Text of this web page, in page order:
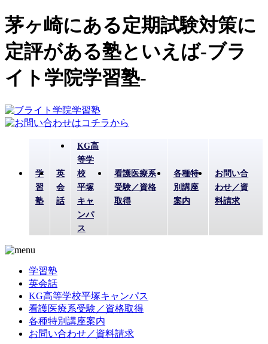
茅ヶ崎にある定期試験対策に
定評がある塾といえば-ブラ
イト学院学習塾-
学
習
塾
英
会
話
KG高
等学
校
平塚
キャ
ンパ
ス
看護医療系
受験／資格
取得
各種特
別講座
案内
お問い合
わせ／資
料請求
学習塾
英会話
KG高等学校平塚キャンパス
看護医療系受験／資格取得
各種特別講座案内
お問い合わせ／資料請求